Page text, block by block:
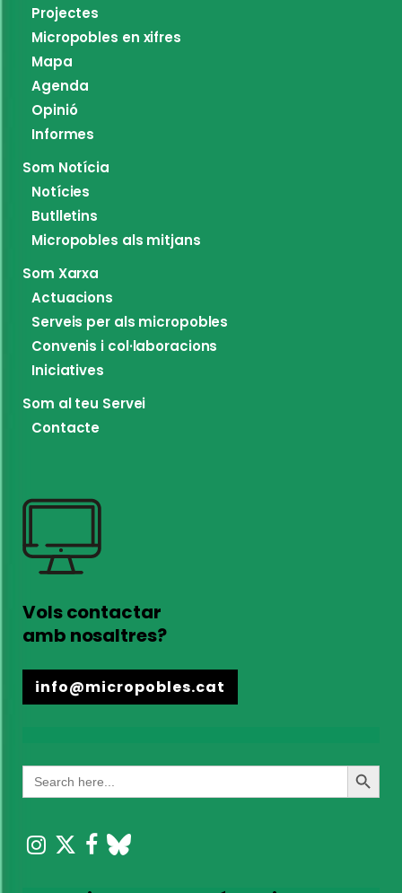
Projectes
Micropobles en xifres
Mapa
Agenda
Opinió
Informes
Som Notícia
Notícies
Butlletins
Micropobles als mitjans
Som Xarxa
Actuacions
Serveis per als micropobles
Convenis i col·laboracions
Iniciatives
Som al teu Servei
Contacte
Vols contactar
amb nosaltres?
info@micropobles.cat
Search
for:
Search
Button